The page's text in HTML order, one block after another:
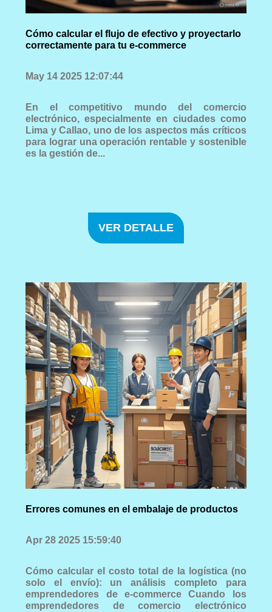
Cómo calcular el flujo de efectivo y proyectarlo
correctamente para tu e-commerce
May 14 2025 12:07:44
En el competitivo mundo del comercio
electrónico, especialmente en ciudades como
Lima y Callao, uno de los aspectos más críticos
para lograr una operación rentable y sostenible
es la gestión de...
VER DETALLE
Errores comunes en el embalaje de productos
Apr 28 2025 15:59:40
Cómo calcular el costo total de la logística (no
solo el envío): un análisis completo para
emprendedores de e-commerce Cuando los
emprendedores de comercio electrónico